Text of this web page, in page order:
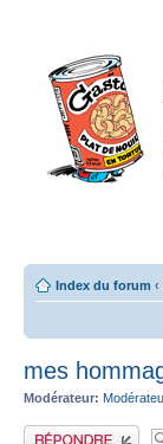
Index du forum ‹
mes
Modérateur:
Publier une réponse